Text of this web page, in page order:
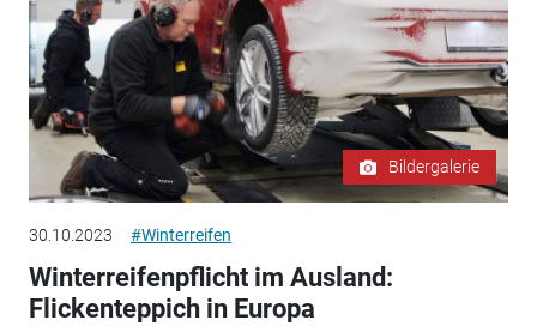
Bildergalerie
30.10.2023 #Winterreifen
Winterreifenpflicht im Ausland:
Flickenteppich in Europa